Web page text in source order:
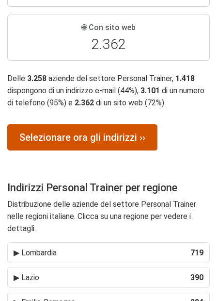
🌐 Con sito web
2.362
Delle 3.258 aziende del settore Personal Trainer, 1.418
dispongono di un indirizzo e-mail (44%), 3.101 di un numero
di telefono (95%) e 2.362 di un sito web (72%).
Selezionare ora gli indirizzi ››
Indirizzi Personal Trainer per regione
Distribuzione delle aziende del settore Personal Trainer
nelle regioni italiane. Clicca su una regione per vedere i
dettagli.
▶ Lombardia 719
▶ Lazio 390